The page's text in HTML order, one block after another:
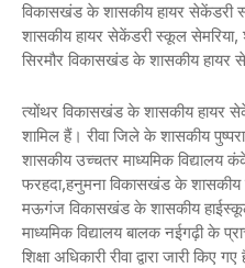
विकासखंड के शासकीय हायर सेकेंडरी
शासकीय हायर सेकेंडरी स्कूल
सिरमौर विकासखंड के शासकीय हायर
त्योंथर विकासखंड के शासकीय हायर
शामिल हैं। रीवा जिले के शासकीय
शासकीय उच्चतर माध्यमिक विद्यालय
फरहदा,हनुमना विकासखंड के शासकीय
मऊगंज विकासखंड के शासकीय
माध्यमिक विद्यालय बालक नईगढ़ी के
शिक्षा अधिकारी रीवा द्वारा जारी किए गए